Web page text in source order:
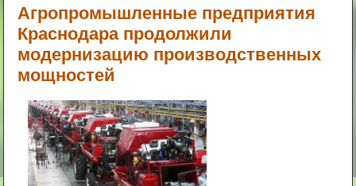
Агропромышленные предприятия
Краснодара продолжили
модернизацию производственных
мощностей